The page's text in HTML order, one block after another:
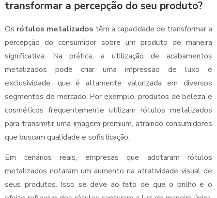
transformar a percepção do seu produto?
Os rótulos metalizados têm a capacidade de transformar a
percepção do consumidor sobre um produto de maneira
significativa. Na prática, a utilização de acabamentos
metalizados pode criar uma impressão de luxo e
exclusividade, que é altamente valorizada em diversos
segmentos de mercado. Por exemplo, produtos de beleza e
cosméticos frequentemente utilizam rótulos metalizados
para transmitir uma imagem premium, atraindo consumidores
que buscam qualidade e sofisticação.
Em cenários reais, empresas que adotaram rótulos
metalizados notaram um aumento na atratividade visual de
seus produtos. Isso se deve ao fato de que o brilho e o